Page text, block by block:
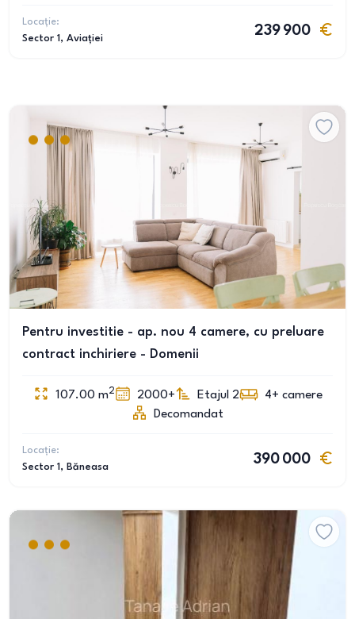
Locație:
Sector 1 , Aviației
239 900
Pentru investitie - ap. nou 4 camere, cu preluare
contract inchiriere - Domenii
107.00 m2 2000+ Etajul 2 4+ camere
Decomandat
Locație:
Sector 1 , Băneasa
390 000